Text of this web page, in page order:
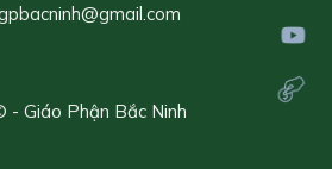
- Giáo Phận Bắc Ninh